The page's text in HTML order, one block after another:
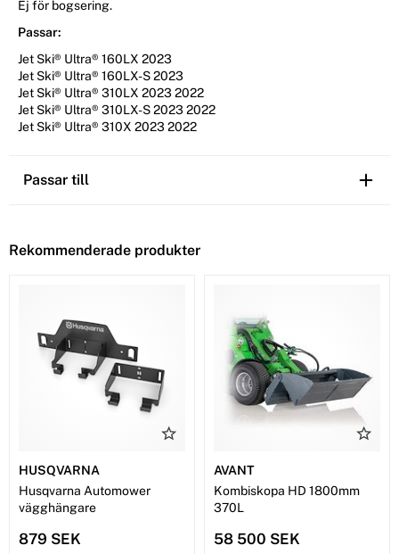
Ej för bogsering.
Passar:
Jet Ski® Ultra® 160LX 2023
Jet Ski® Ultra® 160LX-S 2023
Jet Ski® Ultra® 310LX 2023 2022
Jet Ski® Ultra® 310LX-S 2023 2022
Jet Ski® Ultra® 310X 2023 2022
Passar till
Rekommenderade produkter
HUSQVARNA
Husqvarna Automower
vägghängare
879 SEK
AVANT
Kombiskopa HD 1800mm
370L
58 500 SEK